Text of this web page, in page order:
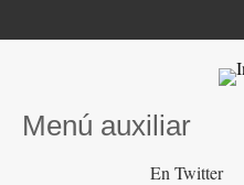
Menú auxiliar
En Twitter